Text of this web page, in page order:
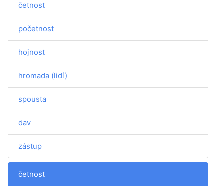
četnost
početnost
hojnost
hromada (lidí)
spousta
dav
zástup
četnost